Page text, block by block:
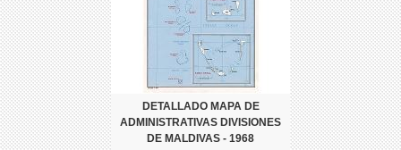
DETALLADO MAPA DE
ADMINISTRATIVAS DIVISIONES
DE MALDIVAS - 1968